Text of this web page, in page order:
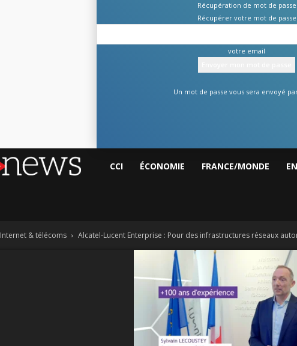
Récupération de mot de passe
Récupérer votre mot de passe
votre email
Un mot de passe vous sera envoyé
CCICCI ÉCONOMIE FRANCE/MONDE
Internet & télécoms Alcatel-Lucent Enterprise : Pour des infrastructures réseaux